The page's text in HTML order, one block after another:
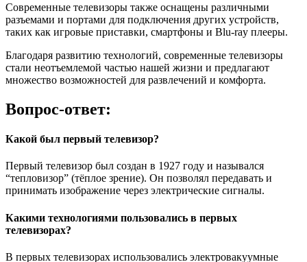
Современные телевизоры также оснащены различными
разъемами и портами для подключения других устройств,
таких как игровые приставки, смартфоны и Blu-ray плееры.
Благодаря развитию технологий, современные телевизоры
стали неотъемлемой частью нашей жизни и предлагают
множество возможностей для развлечений и комфорта.
Вопрос-ответ:
Какой был первый телевизор?
Первый телевизор был создан в 1927 году и назывался
“тепловизор” (тёплое зрение). Он позволял передавать и
принимать изображение через электрические сигналы.
Какими технологиями пользовались в первых
телевизорах?
В первых телевизорах использовались электровакуумные